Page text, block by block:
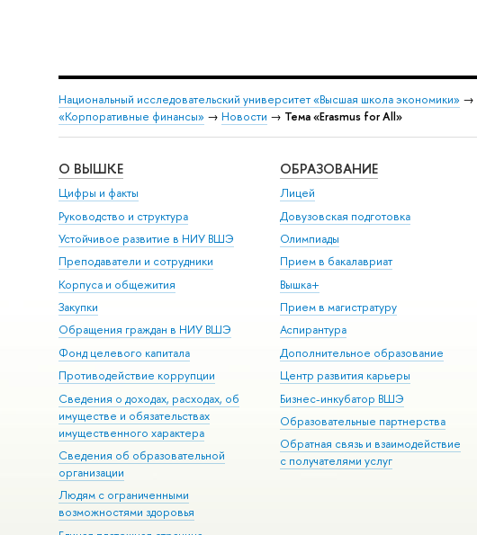
Национальный исследовательский университет «Высшая школа экономики» →
«Корпоративные финансы» → Новости → Тема «Erasmus for All»
О ВЫШКЕ
Цифры и факты
Руководство и структура
Устойчивое развитие в НИУ ВШЭ
Преподаватели и сотрудники
Корпуса и общежития
Закупки
Обращения граждан в НИУ ВШЭ
Фонд целевого капитала
Противодействие коррупции
Сведения о доходах, расходах, об
имуществе и обязательствах
имущественного характера
Сведения об образовательной
организации
Людям с ограниченными
возможностями здоровья
ОБРАЗОВАНИЕ
Лицей
Довузовская подготовка
Олимпиады
Прием в бакалавриат
Вышка+
Прием в магистратуру
Аспирантура
Дополнительное образование
Центр развития карьеры
Бизнес-инкубатор ВШЭ
Образовательные партнерства
Обратная связь и взаимодействие
с получателями услуг